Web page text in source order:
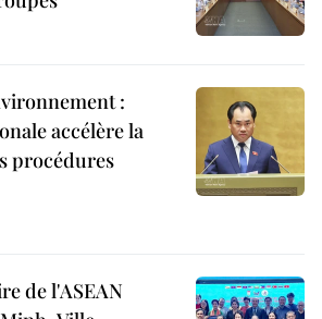
:
accélère la
procédures
de l'ASEAN